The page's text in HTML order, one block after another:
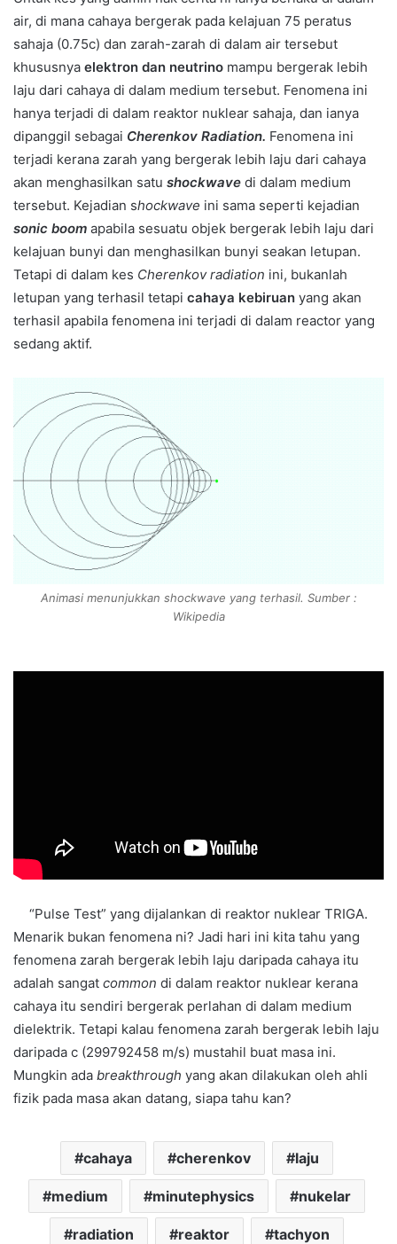
air, di mana cahaya bergerak pada kelajuan 75 peratus
sahaja (0.75c) dan zarah-zarah di dalam air tersebut
khususnya elektron dan neutrino mampu bergerak lebih
laju dari cahaya di dalam medium tersebut. Fenomena ini
hanya terjadi di dalam reaktor nuklear sahaja, dan ianya
dipanggil sebagai Cherenkov Radiation. Fenomena ini
terjadi kerana zarah yang bergerak lebih laju dari cahaya
akan menghasilkan satu shockwave di dalam medium
tersebut. Kejadian shockwave ini sama seperti kejadian
sonic boom apabila sesuatu objek bergerak lebih laju dari
kelajuan bunyi dan menghasilkan bunyi seakan letupan.
Tetapi di dalam kes Cherenkov radiation ini, bukanlah
letupan yang terhasil tetapi cahaya kebiruan yang akan
terhasil apabila fenomena ini terjadi di dalam reactor yang
sedang aktif.
Animasi menunjukkan shockwave yang terhasil. Sumber :
Wikipedia
“Pulse Test” yang dijalankan di reaktor nuklear TRIGA.
Menarik bukan fenomena ni? Jadi hari ini kita tahu yang
fenomena zarah bergerak lebih laju daripada cahaya itu
adalah sangat common di dalam reaktor nuklear kerana
cahaya itu sendiri bergerak perlahan di dalam medium
dielektrik. Tetapi kalau fenomena zarah bergerak lebih laju
daripada c (299792458 m/s) mustahil buat masa ini.
Mungkin ada breakthrough yang akan dilakukan oleh ahli
fizik pada masa akan datang, siapa tahu kan?
cahaya cherenkov laju
medium minutephysics nukelar
radiation reaktor tachyon